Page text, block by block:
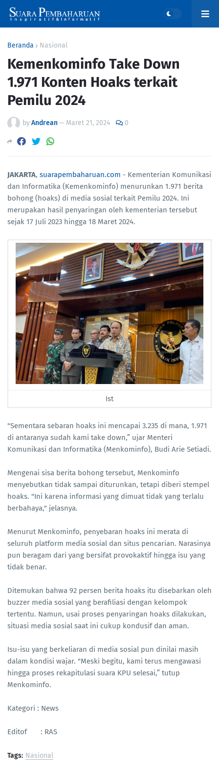
Beranda Nasional
Kemenkominfo Take Down
1.971 Konten Hoaks terkait
Pemilu 2024
byAndrean— Maret 21, 2024 0
JAKARTA, suarapembaharuan.com - Kementerian Komunikasi
dan Informatika (Kemenkominfo) menurunkan 1.971 berita
bohong (hoaks) di media sosial terkait Pemilu 2024. Ini
merupakan hasil penyaringan oleh kementerian tersebut
sejak 17 Juli 2023 hingga 18 Maret 2024.
Ist
"Sementara sebaran hoaks ini mencapai 3.235 di mana, 1.971
di antaranya sudah kami take down,” ujar Menteri
Komunikasi dan Informatika (Menkominfo), Budi Arie Setiadi.
Mengenai sisa berita bohong tersebut, Menkominfo
menyebutkan tidak sampai diturunkan, tetapi diberi stempel
hoaks. "Ini karena informasi yang dimuat tidak yang terlalu
berbahaya," jelasnya.
Menurut Menkominfo, penyebaran hoaks ini merata di
seluruh platform media sosial dan situs pencarian. Narasinya
pun beragam dari yang bersifat provokaktif hingga isu yang
tidak benar.
Ditemukan bahwa 92 persen berita hoaks itu disebarkan oleh
buzzer media sosial yang berafiliasi dengan kelompok
tertentu. Namun, usai proses penyaringan hoaks dilakukan,
situasi media sosial saat ini cukup kondusif dan aman.
Isu-isu yang berkeliaran di media sosial pun dinilai masih
dalam kondisi wajar. "Meski begitu, kami terus mengawasi
hingga proses rekapitulasi suara KPU selesai,” tutup
Menkominfo.
Kategori : News
Editof : RAS
Tags: Nasional